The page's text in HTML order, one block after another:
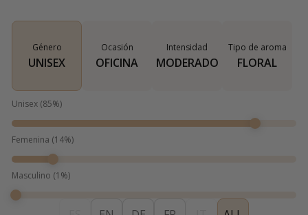
Género
UNISEX
Ocasión
OFICINA
Intensidad
MODERADO
Tipo de aroma
FLORAL
Unisex (85%)
Femenina (14%)
Masculino (1 %)